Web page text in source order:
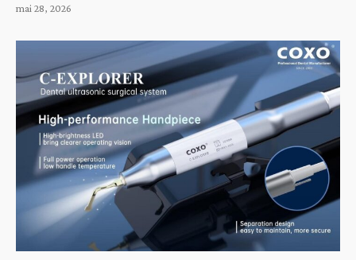
mai 28, 2026